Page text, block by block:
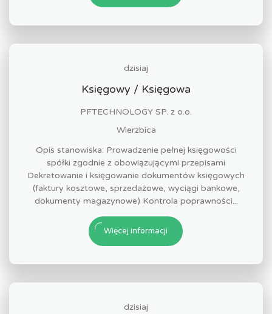
dzisiaj
Księgowy / Księgowa
PFTECHNOLOGY SP. z o.o.
Wierzbica
Opis stanowiska: Prowadzenie pełnej księgowości
spółki zgodnie z obowiązującymi przepisami
Dekretowanie i księgowanie dokumentów księgowych
(faktury kosztowe, sprzedażowe, wyciągi bankowe,
dokumenty magazynowe) Kontrola poprawności...
Więcej informacji
dzisiaj